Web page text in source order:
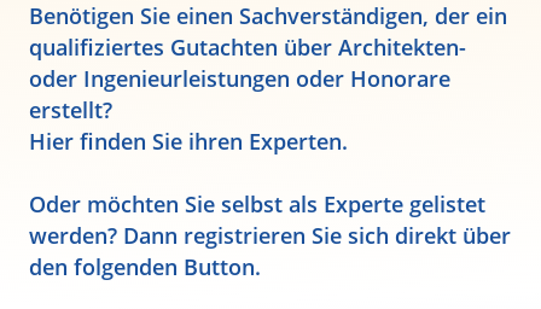
Benötigen Sie einen Sachverständigen, der ein
qualifiziertes Gutachten über Architekten-
oder Ingenieurleistungen oder Honorare
erstellt?
Hier finden Sie ihren Experten.
Oder möchten Sie selbst als Experte gelistet
werden? Dann registrieren Sie sich direkt über
den folgenden Button.